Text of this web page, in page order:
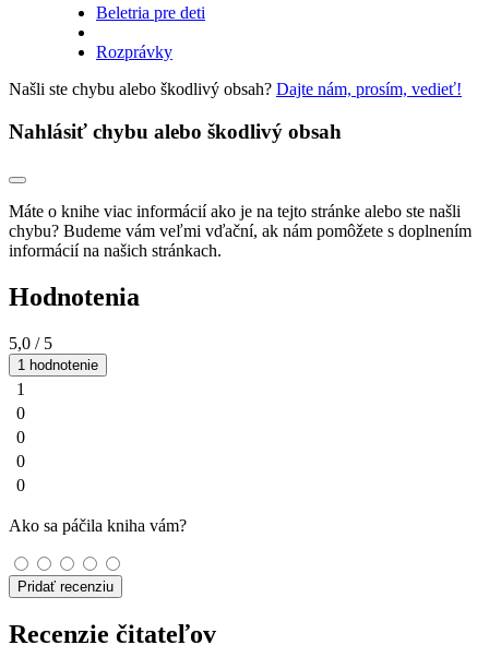
Beletria pre deti
Rozprávky
Našli ste chybu alebo škodlivý obsah? Dajte nám, prosím, vedieť!
Nahlásiť chybu alebo škodlivý obsah
Máte o knihe viac informácií ako je na tejto stránke alebo ste našli
chybu? Budeme vám veľmi vďační, ak nám pomôžete s doplnením
informácií na našich stránkach.
Hodnotenia
5,0 / 5
1 hodnotenie
1
0
0
0
0
Ako sa páčila kniha vám?
Pridať recenziu
Recenzie čitateľov